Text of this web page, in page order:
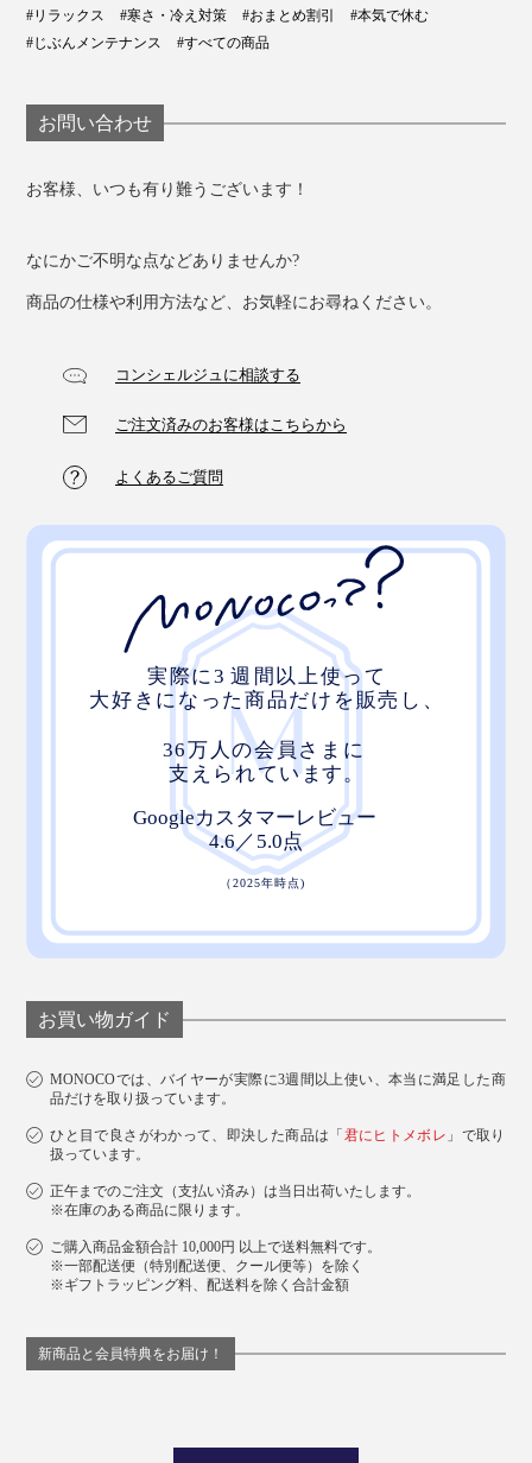
#リラックス #寒さ・冷え対策 #おまとめ割引
#本気で休む
#じぶんメンテナンス
#すべての商品
お問い合わせ
お客様、いつも有り難うございます！
なにかご不明な点などありませんか?
商品の仕様や利用方法など、お気軽にお尋ねください。
コンシェルジュに相談する
ご注文済みのお客様はこちらから
よくあるご質問
お買い物ガイド
MONOCOでは、バイヤーが実際に3週間以上使い、本当に満足した商
品だけを取り扱っています。
ひと目で良さがわかって、即決した商品は「 君にヒトメボレ 」で取り
扱っています。
正午までのご注文（支払い済み）は当日出荷いたします。
※在庫のある商品に限ります。
ご購入商品金額合計 10,000円 以上で送料無料です。
※一部配送便（特別配送便、クール便等）を除く
※ギフトラッピング料、配送料を除く合計金額
新商品と会員特典をお届け！